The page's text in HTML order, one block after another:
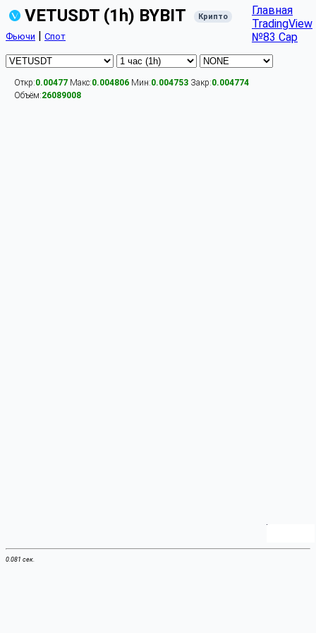
VETUSDT (1h) BYBIT Крипто
Фьючи | Спот
Главная
TradingView
№83 Cap
Откр:0.00477 Макс:0.004806 Мин:0.004753 Закр:0.004774
Объём:26089008
0.081 сек.